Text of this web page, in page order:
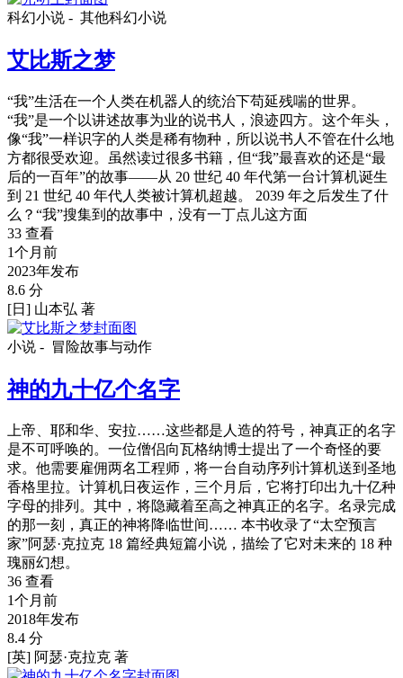
科幻小说 - 其他科幻小说
艾比斯之梦
“我”生活在一个人类在机器人的统治下苟延残喘的世界。
“我”是一个以讲述故事为业的说书人，浪迹四方。这个年头，
像“我”一样识字的人类是稀有物种，所以说书人不管在什么地
方都很受欢迎。虽然读过很多书籍，但“我”最喜欢的还是“最
后的一百年”的故事——从 20 世纪 40 年代第一台计算机诞生
到 21 世纪 40 年代人类被计算机超越。 2039 年之后发生了什
么？“我”搜集到的故事中，没有一丁点儿这方面
33 查看
1个月前
2023年发布
8.6 分
[日] 山本弘 著
小说 - 冒险故事与动作
神的九十亿个名字
上帝、耶和华、安拉……这些都是人造的符号，神真正的名字
是不可呼唤的。一位僧侣向瓦格纳博士提出了一个奇怪的要
求。他需要雇佣两名工程师，将一台自动序列计算机送到圣地
香格里拉。计算机日夜运作，三个月后，它将打印出九十亿种
字母的排列。其中，将隐藏着至高之神真正的名字。名录完成
的那一刻，真正的神将降临世间…… 本书收录了“太空预言
家”阿瑟·克拉克 18 篇经典短篇小说，描绘了它对未来的 18 种
瑰丽幻想。
36 查看
1个月前
2018年发布
8.4 分
[英] 阿瑟·克拉克 著